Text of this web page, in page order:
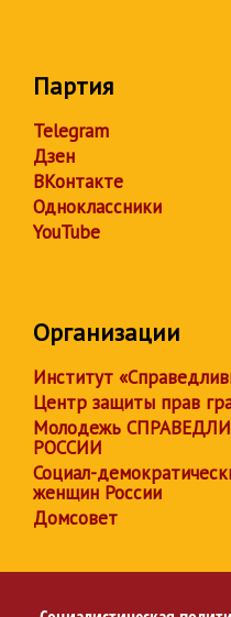
Партия
Telegram
Дзен
ВКонтакте
Одноклассники
YouTube
Организации
Институт
Центр защиты прав
Молодежь
РОССИИ
Социал-
женщин России
Домсовет